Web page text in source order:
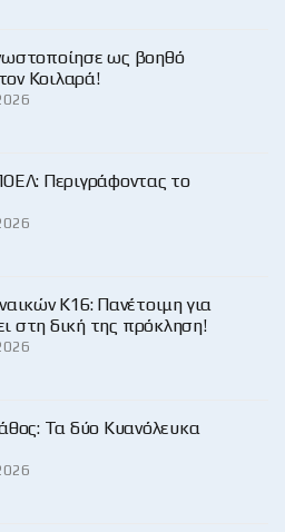
ως βοηθό
Κοιλαρά!
Περιγράφοντας το
Κ16: Πανέτοιμη για
στη δική της πρόκληση!
Τα δύο Κυανόλευκα